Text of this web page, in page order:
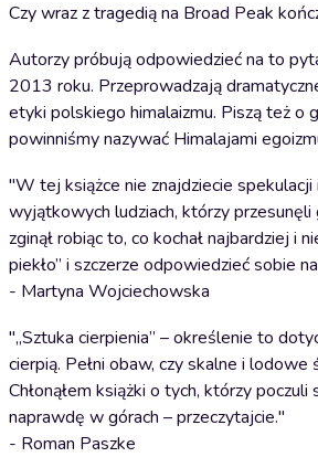
Czy wraz z tragedią na Broad Peak
Autorzy próbują odpowiedzieć na to
2013 roku. Przeprowadzają
etyki polskiego himalaizmu. Piszą też o
powinniśmy nazywać Himalajami
"W tej książce nie znajdziecie
wyjątkowych ludziach, którzy
zginął robiąc to, co kochał najbardziej i
piekło” i szczerze odpowiedzieć sobie
- Martyna Wojciechowska
"„Sztuka cierpienia” – określenie to
cierpią. Pełni obaw, czy skalne i
Chłonąłem książki o tych, którzy
naprawdę w górach ­­– przeczytajcie."
- Roman Paszke